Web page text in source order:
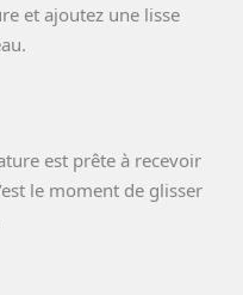
et ajoutez une lisse
est prête à recevoir
le moment de glisser